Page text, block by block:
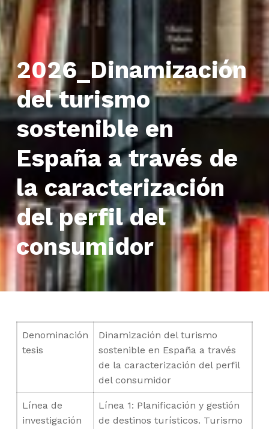
2026_Dinamización
del turismo
sostenible en
España a través de
la caracterización
del perfil del
consumidor
Denominación
tesis
Dinamización del turismo
sostenible en España a través
de la caracterización del perfil
del consumidor
Línea de
investigación
Línea 1: Planificación y gestión
de destinos turísticos. Turismo